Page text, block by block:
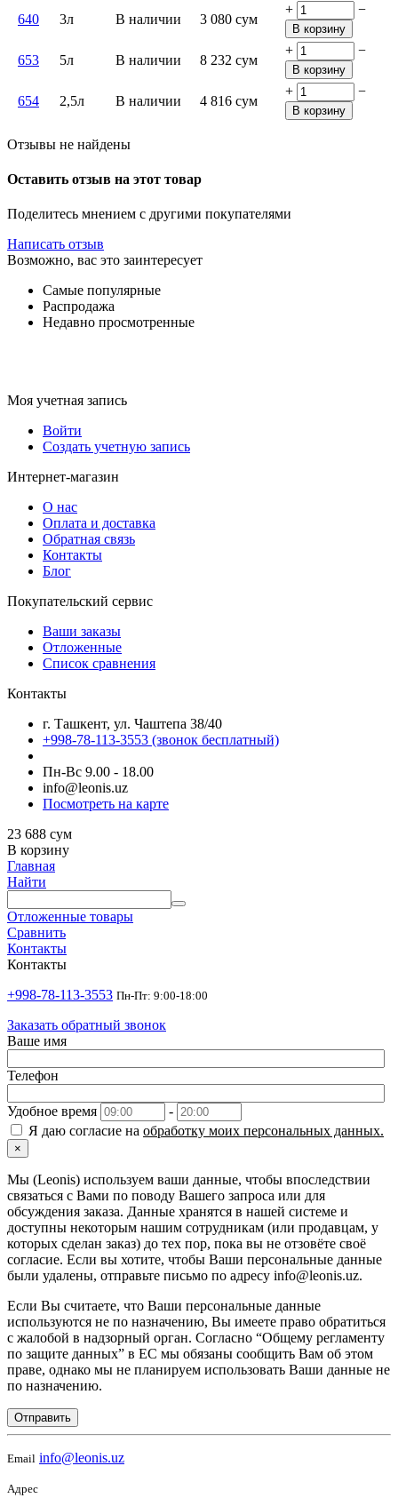
640 3л В наличии 3 080 сум
+ −
В корзину
653 5л В наличии 8 232 сум
+ −
В корзину
654 2,5л В наличии 4 816 сум
+ −
В корзину
Отзывы не найдены
Оставить отзыв на этот товар
Поделитесь мнением с другими покупателями
Написать отзыв
Возможно, вас это заинтересует
Самые популярные
Распродажа
Недавно просмотренные
Моя учетная запись
Войти
Создать учетную запись
Интернет-магазин
О нас
Оплата и доставка
Обратная связь
Контакты
Блог
Покупательский сервис
Ваши заказы
Отложенные
Список сравнения
Контакты
г. Ташкент, ул. Чаштепа 38/40
+998-78-113-3553 (звонок бесплатный)
Пн-Вс 9.00 - 18.00
info@leonis.uz
Посмотреть на карте
23 688 сум
В корзину
Главная
Найти
Отложенные товары
Сравнить
Контакты
Контакты
+998-78-113-3553 Пн-Пт: 9:00-18:00
Заказать обратный звонок
Ваше имя
Телефон
Удобное время
-
Я даю согласие на обработку моих персональных данных.
×
Мы (Leonis) используем ваши данные, чтобы впоследствии
связаться с Вами по поводу Вашего запроса или для
обсуждения заказа. Данные хранятся в нашей системе и
доступны некоторым нашим сотрудникам (или продавцам, у
которых сделан заказ) до тех пор, пока вы не отзовёте своё
согласие. Если вы хотите, чтобы Ваши персональные данные
были удалены, отправьте письмо по адресу info@leonis.uz.
Если Вы считаете, что Ваши персональные данные
используются не по назначению, Вы имеете право обратиться
с жалобой в надзорный орган. Согласно “Общему регламенту
по защите данных” в ЕС мы обязаны сообщить Вам об этом
праве, однако мы не планируем использовать Ваши данные не
по назначению.
Отправить
Email info@leonis.uz
Адрес